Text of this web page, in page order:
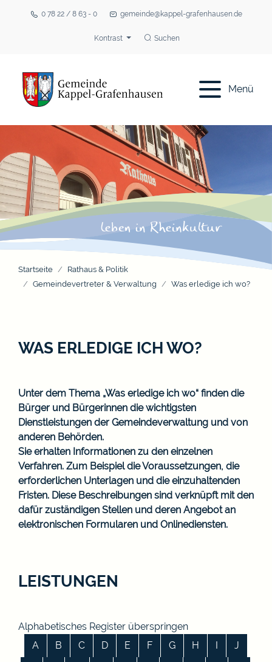
0 78 22 / 8 63 - 0 gemeinde@kappel-grafenhausen.de
Kontrast Suchen
Menü
Startseite
Rathaus & Politik
Gemeindevertreter & Verwaltung
Was erledige ich wo?
WAS ERLEDIGE ICH WO?
Unter dem Thema „Was erledige ich wo“ finden die
Bürger und Bürgerinnen die wichtigsten
Dienstleistungen der Gemeindeverwaltung und von
anderen Behörden.
Sie erhalten Informationen zu den einzelnen
Verfahren. Zum Beispiel die Voraussetzungen, die
erforderlichen Unterlagen und die einzuhaltenden
Fristen. Diese Beschreibungen sind verknüpft mit den
dafür zuständigen Stellen und deren Angebot an
elektronischen Formularen und Onlinediensten.
LEISTUNGEN
Alphabetisches Register überspringen
A
B C D E F G H I
J